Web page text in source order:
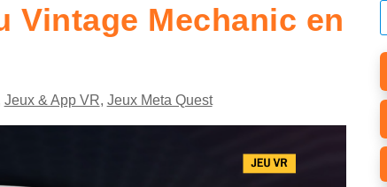
Vintage Mechanic en
Jeux & App VR, Jeux Meta Quest